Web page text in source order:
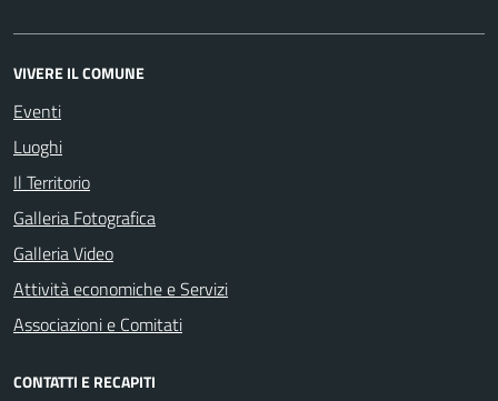
VIVERE IL COMUNE
Eventi
Luoghi
Il Territorio
Galleria Fotografica
Galleria Video
Attività economiche e Servizi
Associazioni e Comitati
CONTATTI E RECAPITI